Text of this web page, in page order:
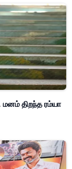
திறந்த ரம்யா